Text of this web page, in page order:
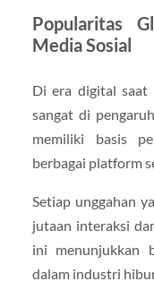
Popularitas
Media Sosial
Di era digital saat
sangat di
memiliki basis
berbagai platform
Setiap unggahan
jutaan interaksi
ini menunjukkan
dalam industri